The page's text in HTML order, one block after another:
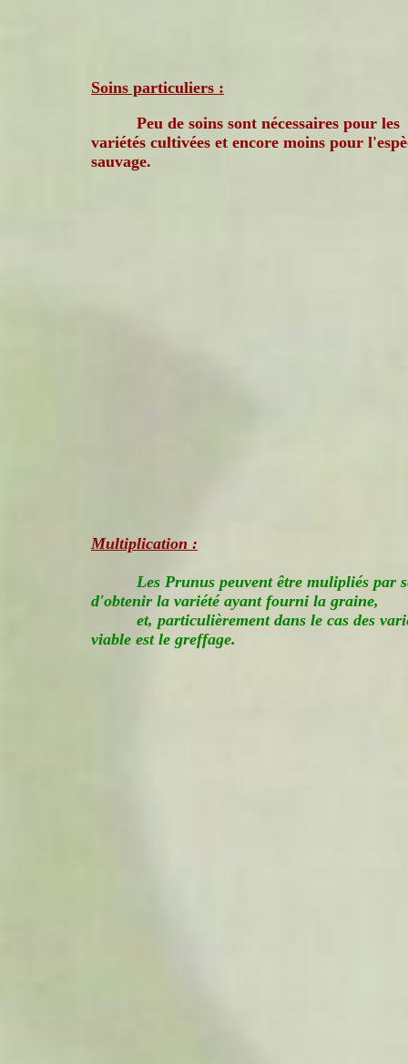
Soins particuliers :
Peu de soins sont nécessaires pour les
variétés cultivées et encore moins pour
sauvage.
Multiplication :
Les Prunus peuvent être mulipliés par
d'obtenir la variété ayant fourni la graine,
et, particulièrement dans le cas des
viable est le greffage.